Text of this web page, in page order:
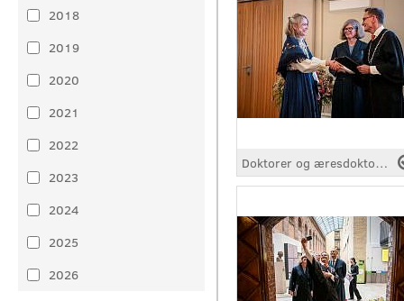
2018
2019
2020
2021
2022
2023
2024
2025
2026
Doktorer og æresdoktorer kreert